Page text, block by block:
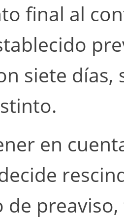
final al
siete
en
de